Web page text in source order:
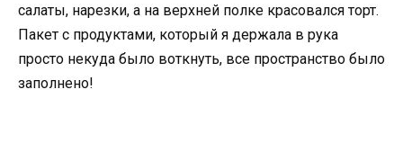
салаты, нарезки, а на верхней полке красовался торт.
Пакет с продуктами, который я держала в рука
просто некуда было воткнуть, все пространство было
заполнено!